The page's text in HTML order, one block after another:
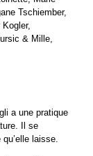
Tschiember,
& Mille,
a une pratique
Il se
qu’elle laisse.